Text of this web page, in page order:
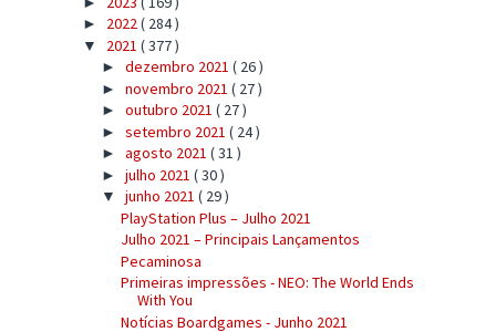
► 2022( 284 )
▼ 2021 ( 377 )
► dezembro 2021 ( 26 )
► novembro 2021 ( 27 )
► outubro 2021 ( 27 )
► setembro 2021 ( 24 )
► agosto 2021 ( 31 )
► julho 2021 ( 30 )
▼ junho 2021 ( 29 )
PlayStation Plus – Julho 2021
Julho 2021 – Principais Lançamentos
Pecaminosa
Primeiras impressões - NEO: The World Ends
With You
Notícias Boardgames - Junho 2021